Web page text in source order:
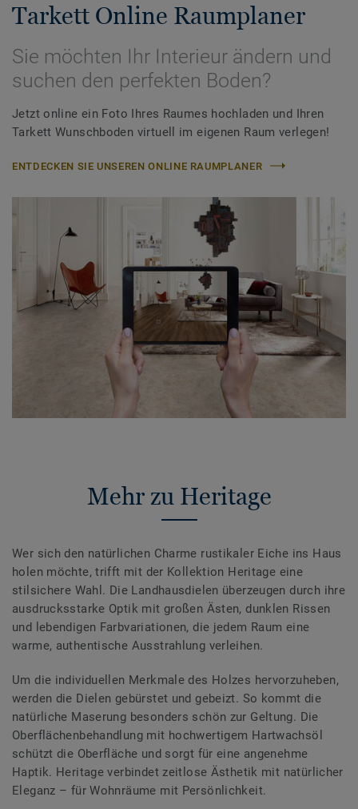
Tarkett Online Raumplaner
Sie möchten Ihr Interieur ändern und
suchen den perfekten Boden?
Jetzt online ein Foto Ihres Raumes hochladen und Ihren
Tarkett Wunschboden virtuell im eigenen Raum verlegen!
ENTDECKEN SIE UNSEREN ONLINE RAUMPLANER
Mehr zu Heritage
Wer sich den natürlichen Charme rustikaler Eiche ins Haus
holen möchte, trifft mit der Kollektion Heritage eine
stilsichere Wahl. Die Landhausdielen überzeugen durch ihre
ausdrucksstarke Optik mit großen Ästen, dunklen Rissen
und lebendigen Farbvariationen, die jedem Raum eine
warme, authentische Ausstrahlung verleihen.
Um die individuellen Merkmale des Holzes hervorzuheben,
werden die Dielen gebürstet und gebeizt. So kommt die
natürliche Maserung besonders schön zur Geltung. Die
Oberflächenbehandlung mit hochwertigem Hartwachsöl
schützt die Oberfläche und sorgt für eine angenehme
Haptik. Heritage verbindet zeitlose Ästhetik mit natürlicher
Eleganz – für Wohnräume mit Persönlichkeit.